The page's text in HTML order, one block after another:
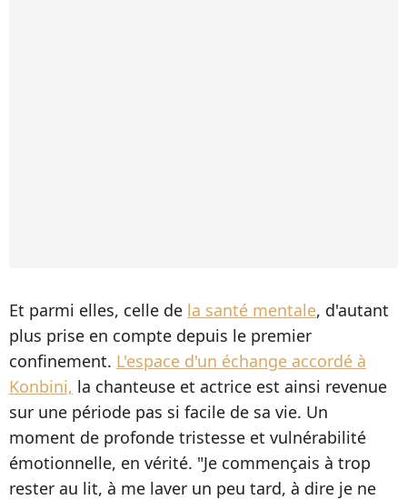
Et parmi elles, celle de la santé mentale, d'autant
plus prise en compte depuis le premier
confinement. L'espace d'un échange accordé à
Konbini, la chanteuse et actrice est ainsi revenue
sur une période pas si facile de sa vie. Un
moment de profonde tristesse et vulnérabilité
émotionnelle, en vérité. "Je commençais à trop
rester au lit, à me laver un peu tard, à dire je ne